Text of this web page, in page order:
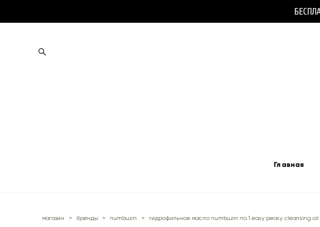
Главная
магазин > бренды > numbuzin > гидрофильное масло numbuzin no.1 easy peasy cleansing oil